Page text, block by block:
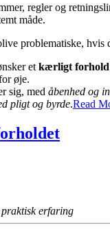
regler og
måde.
problematiske, hvis
et kærligt forhold
øje.
sig, med åbenhed og
pligt og byrde.Read
erfaring